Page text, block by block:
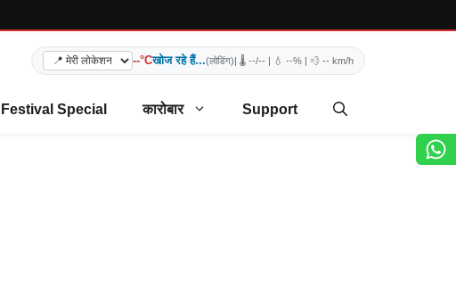
--°Cखोज रहे हैं...(लोडिंग)| 🌡️ --/-- | 💧 --% | 💨 -- km/h
Festival Special कारोबार Support